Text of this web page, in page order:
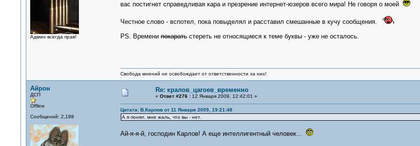
Админ всегда прав!
вас постигнет справедливая кара и презрение интернет-юзеров всего мира! Не говоря о моей
Честное слово - вспотел, пока повыделял и расставил смешанные в кучу сообщения.
PS. Временипокаратьстереть не относящиеся к теме буквы - уже не осталось.
Свобода мнений не освобождает от ответственности за них!
Айрон
ДСП
Offline
Сообщений: 2,198
Re: кралов_цагоев_временно
« Ответ #276 :12 Января 2009, 12:42:01 »
Цитата: В.Карлов от 11 Января 2009, 19:21:48
А я понял. мне жаль, что вы - нет.
Ай-я-я-й, господин Карлов! А еще интеллигентный человек...